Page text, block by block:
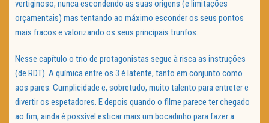
vertiginoso, nunca escondendo as suas origens (e limitações
orçamentais) mas tentando ao máximo esconder os seus pontos
mais fracos e valorizando os seus principais trunfos.
Nesse capítulo o trio de protagonistas segue à risca as instruções
(de RDT). A química entre os 3 é latente, tanto em conjunto como
aos pares. Cumplicidade e, sobretudo, muito talento para entreter e
divertir os espetadores. E depois quando o filme parece ter chegado
ao fim, ainda é possível esticar mais um bocadinho para fazer a